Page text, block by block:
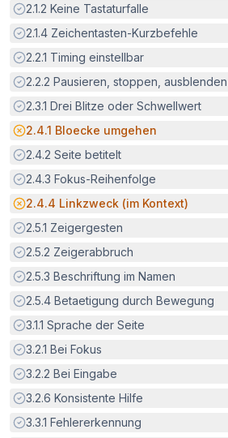
Erfüllt:
2.1.2 Keine Tastaturfalle
Erfüllt:
2.1.4 Zeichentasten-Kurzbefehle
Erfüllt:
2.2.1 Timing einstellbar
Erfüllt:
2.2.2 Pausieren, stoppen, ausblenden
Erfüllt:
2.3.1 Drei Blitze oder Schwellwert
Potenzielle Barriere:
2.4.1 Bloecke umgehen
Erfüllt:
2.4.2 Seite betitelt
Erfüllt:
2.4.3 Fokus-Reihenfolge
Potenzielle Barriere:
2.4.4 Linkzweck (im Kontext)
Erfüllt:
2.5.1 Zeigergesten
Erfüllt:
2.5.2 Zeigerabbruch
Erfüllt:
2.5.3 Beschriftung im Namen
Erfüllt:
2.5.4 Betaetigung durch Bewegung
Erfüllt:
3.1.1 Sprache der Seite
Erfüllt:
3.2.1 Bei Fokus
Erfüllt:
3.2.2 Bei Eingabe
Erfüllt:
3.2.6 Konsistente Hilfe
Erfüllt:
3.3.1 Fehlererkennung